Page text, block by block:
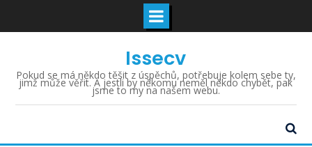
content
Issecv
Pokud se má někdo těšit z úspěchů, potřebuje kolem sebe ty,
jimž může věřit. A jestli by někomu neměl někdo chybět, pak
jsme to my na našem webu.